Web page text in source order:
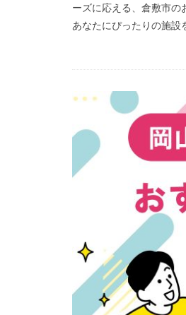
ーズに応える、倉敷市の
あなたにぴったりの施設